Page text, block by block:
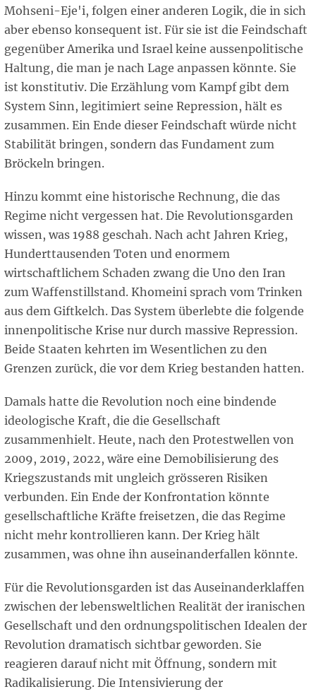
Mohseni-Eje'i, folgen einer anderen Logik, die in sich
aber ebenso konsequent ist. Für sie ist die Feindschaft
gegenüber Amerika und Israel keine aussenpolitische
Haltung, die man je nach Lage anpassen könnte. Sie
ist konstitutiv. Die Erzählung vom Kampf gibt dem
System Sinn, legitimiert seine Repression, hält es
zusammen. Ein Ende dieser Feindschaft würde nicht
Stabilität bringen, sondern das Fundament zum
Bröckeln bringen.
Hinzu kommt eine historische Rechnung, die das
Regime nicht vergessen hat. Die Revolutionsgarden
wissen, was 1988 geschah. Nach acht Jahren Krieg,
Hunderttausenden Toten und enormem
wirtschaftlichem Schaden zwang die Uno den Iran
zum Waffenstillstand. Khomeini sprach vom Trinken
aus dem Giftkelch. Das System überlebte die folgende
innenpolitische Krise nur durch massive Repression.
Beide Staaten kehrten im Wesentlichen zu den
Grenzen zurück, die vor dem Krieg bestanden hatten.
Damals hatte die Revolution noch eine bindende
ideologische Kraft, die die Gesellschaft
zusammenhielt. Heute, nach den Protestwellen von
2009, 2019, 2022, wäre eine Demobilisierung des
Kriegszustands mit ungleich grösseren Risiken
verbunden. Ein Ende der Konfrontation könnte
gesellschaftliche Kräfte freisetzen, die das Regime
nicht mehr kontrollieren kann. Der Krieg hält
zusammen, was ohne ihn auseinanderfallen könnte.
Für die Revolutionsgarden ist das Auseinanderklaffen
zwischen der lebensweltlichen Realität der iranischen
Gesellschaft und den ordnungspolitischen Idealen der
Revolution dramatisch sichtbar geworden. Sie
reagieren darauf nicht mit Öffnung, sondern mit
Radikalisierung. Die Intensivierung der